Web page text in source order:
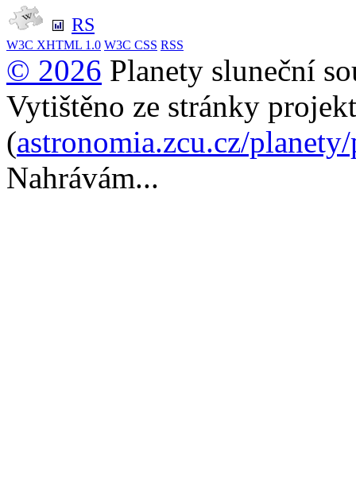
RS
W3C XHTML 1.0 W3C CSS RSS
© 2026 Planety sluneční
Vytištěno ze stránky
(astronomia.zcu.cz/
Nahrávám...